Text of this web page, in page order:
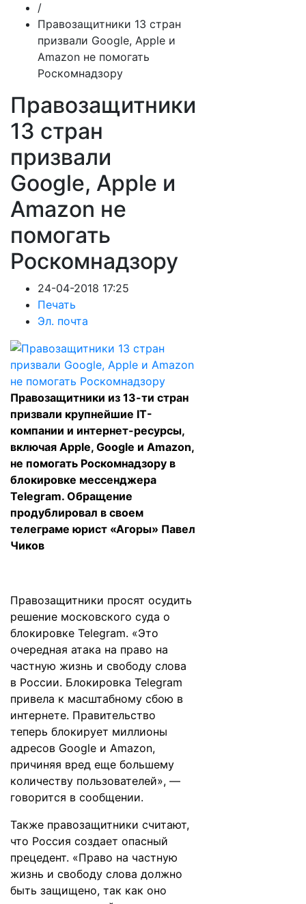
/
Правозащитники 13 стран
призвали Google, Apple и
Amazon не помогать
Роскомнадзору
Правозащитники
13 стран
призвали
Google, Apple и
Amazon не
помогать
Роскомнадзору
24-04-2018 17:25
Печать
Эл. почта
Правозащитники из 13-ти стран
призвали крупнейшие IT-
компании и интернет-ресурсы,
включая Apple, Google и Amazon,
не помогать Роскомнадзору в
блокировке мессенджера
Telegram. Обращение
продублировал в своем
телеграме юрист «Агоры» Павел
Чиков
Правозащитники просят осудить
решение московского суда о
блокировке Telegram. «Это
очередная атака на право на
частную жизнь и свободу слова
в России. Блокировка Telegram
привела к масштабному сбою в
интернете. Правительство
теперь блокирует миллионы
адресов Google и Amazon,
причиняя вред еще большему
количеству пользователей», —
говорится в сообщении.
Также правозащитники считают,
что Россия создает опасный
прецедент. «Право на частную
жизнь и свободу слова должно
быть защищено, так как оно